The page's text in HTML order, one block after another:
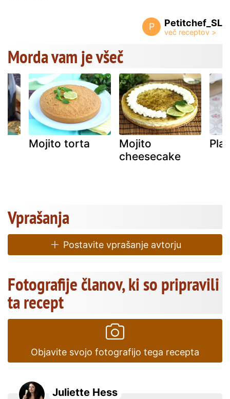
P Petitchef_SL
Morda vam je všeč
Mojito torta
Mojito
cheesecake
Vprašanja
Postavite vprašanje avtorju
Fotografije članov, ki so pripravili
ta recept
Objavite svojo fotografijo tega recepta
Juliette Hess